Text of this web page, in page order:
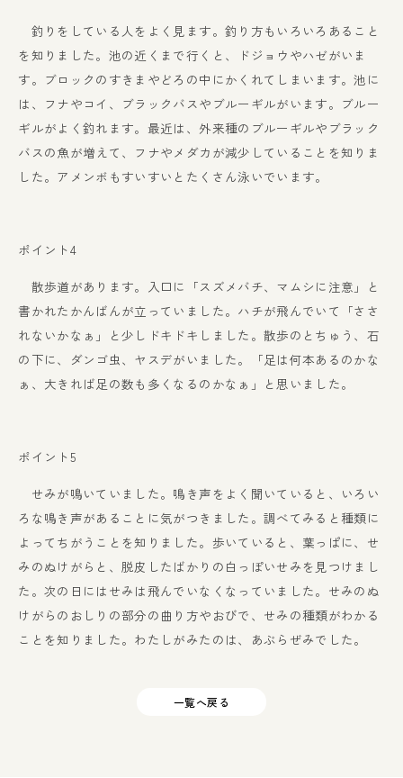
釣りをしている人をよく見ます。釣り方もいろいろあること
を知りました。池の近くまで行くと、ドジョウやハゼがいま
す。ブロックのすきまやどろの中にかくれてしまいます。池に
は、フナやコイ、ブラックバスやブルーギルがいます。ブルー
ギルがよく釣れます。最近は、外来種のブルーギルやブラック
バスの魚が増えて、フナやメダカが減少していることを知りま
した。アメンボもすいすいとたくさん泳いでいます。
ポイント4
散歩道があります。入口に「スズメバチ、マムシに注意」と
書かれたかんばんが立っていました。ハチが飛んでいて「ささ
れないかなぁ」と少しドキドキしました。散歩のとちゅう、石
の下に、ダンゴ虫、ヤスデがいました。「足は何本あるのかな
ぁ、大きれば足の数も多くなるのかなぁ」と思いました。
ポイント5
せみが鳴いていました。鳴き声をよく聞いていると、いろい
ろな鳴き声があることに気がつきました。調べてみると種類に
よってちがうことを知りました。歩いていると、葉っぱに、せ
みのぬけがらと、脱皮したばかりの白っぽいせみを見つけまし
た。次の日にはせみは飛んでいなくなっていました。せみのぬ
けがらのおしりの部分の曲り方やおびで、せみの種類がわかる
ことを知りました。わたしがみたのは、あぶらぜみでした。
一覧へ戻る